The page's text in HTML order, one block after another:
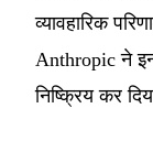
व्यावहारिक
Anthropic ने
निष्क्रिय कर